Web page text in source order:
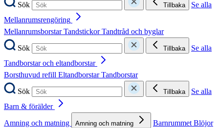
Sök
Tillbaka
Se alla
Mellanrumsrengöring
MellanrumsborstarTandstickorTandtråd och byglar
Sök
Tillbaka
Se alla
Tandborstar och eltandborstar
Borsthuvud refill EltandborstarTandborstar
Sök
Tillbaka
Se alla
Barn & förälder
Amning och matning
Amning och matning BarnrummetBlöjor